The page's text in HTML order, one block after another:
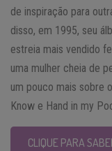
de inspiração para
disso, em 1995, seu
estreia mais vendido
uma mulher cheia de
um pouco mais sobre
Know e Hand in my
CLIQUE PARA